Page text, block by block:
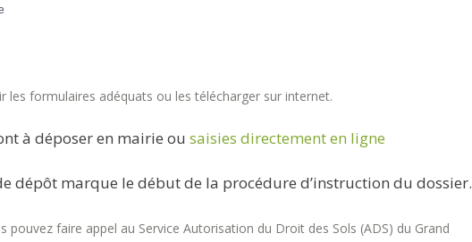
les formulaires adéquats ou les télécharger sur internet.
à déposer en mairie ou saisies directement en ligne
dépôt marque le début de la procédure d’instruction du dossier.
pouvez faire appel au Service Autorisation du Droit des Sols (ADS) du Grand